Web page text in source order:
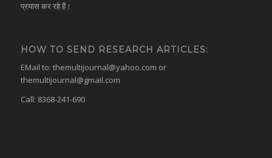
प्रयास कर रहे हैं।
HOW TO SEND RESEARCH ARTICLES:
EMail to: themultijournal@yahoo.com or
themultijournal@gmail.com
Call: 8368-241-690